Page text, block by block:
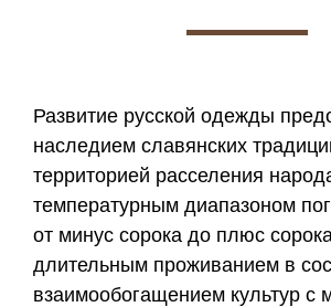
Развитие русской одежды
наследием славянских
территорией расселения
температурным диапазоном
от минус сорока до плюс
длительным проживанием в
взаимообогащением культур с